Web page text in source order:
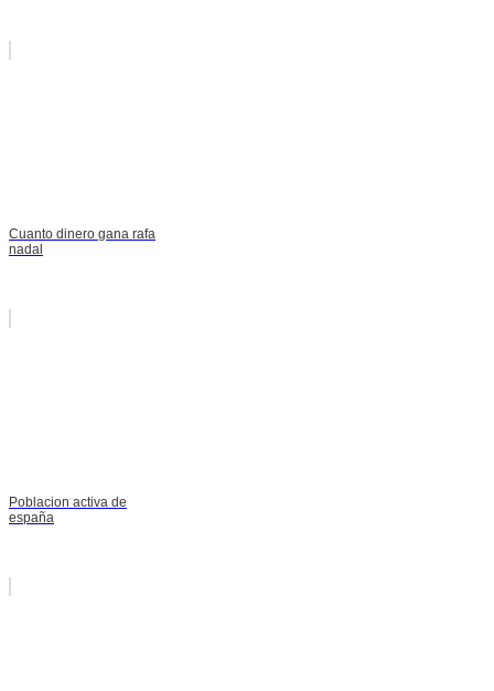
Cuanto dinero gana rafa
nadal
Poblacion activa de
españa